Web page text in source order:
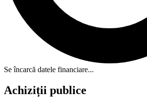
Se încarcă datele financiare...
Achiziții publice